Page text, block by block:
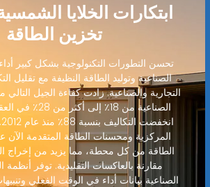
ابتكارات الخلايا
تخزين الطاقة
تحسن التطورات التكنولوجية بشكل كبير
الصناعية وتوليد الطاقة النظيفة مع تقليل
التجارية والصناعية. زادت كفاءة الجيل التالي
الصناعية من 18٪
المركزية ومحسنات الطاقة المتقدمة
مقارنة بالعاكسات التقليدية. توفر أنظمة
الصناعية بيانات أداء في الوقت الفعلي